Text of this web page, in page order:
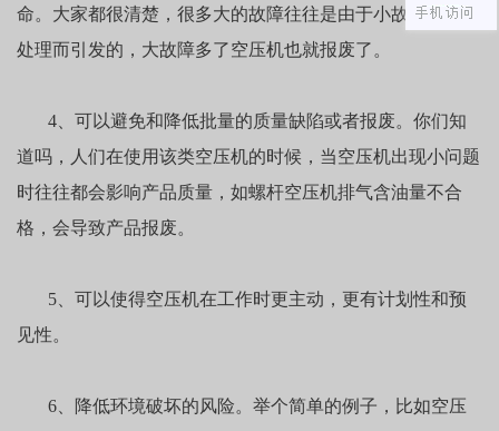
命。大家都很清楚，很多大的故障往往是由于小故障未及时
处理而引发的，大故障多了空压机也就报废了。
4、可以避免和降低批量的质量缺陷或者报废。你们知
道吗，人们在使用该类空压机的时候，当空压机出现小问题
时往往都会影响产品质量，如螺杆空压机排气含油量不合
格，会导致产品报废。
5、可以使得空压机在工作时更主动，更有计划性和预
见性。
6、降低环境破坏的风险。举个简单的例子，比如空压